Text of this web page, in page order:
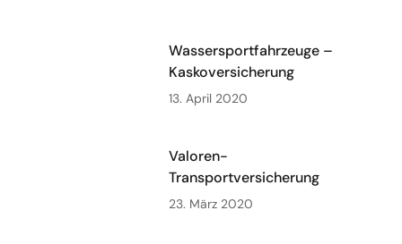
Wassersportfahrzeuge –
Kaskoversicherung
13. April 2020
Valoren-
Transportversicherung
23. März 2020